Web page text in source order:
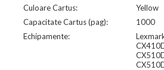
Culoare Cartus:
Yellow
Capacitate Cartus (pag):
1000
Echipamente: